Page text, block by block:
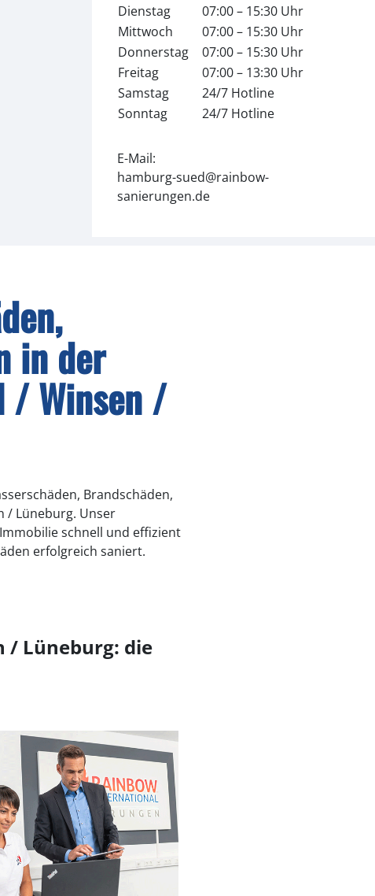
Dienstag
07:00 – 15:30 Uhr
Mittwoch
07:00 – 15:30 Uhr
Donnerstag
07:00 – 15:30 Uhr
Freitag
07:00 – 13:30 Uhr
Samstag
24/7 Hotline
Sonntag
24/7 Hotline
E-Mail:
hamburg-sued@rainbow-
sanierungen.de
in der
/ Winsen /
Brandschäden,
/ Lüneburg. Unser
schnell und effizient
erfolgreich saniert.
/ Lüneburg: die